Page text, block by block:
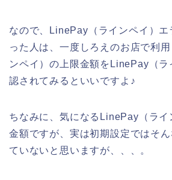
なので、LinePay（ラインペイ）エ
った人は、一度しろえのお店で利
ンペイ）の上限金額をLinePay（ラ
認されてみるといいですよ♪
ちなみに、気になるLinePay（ライ
金額ですが、実は初期設定ではそ
ていないと思いますが、、、。